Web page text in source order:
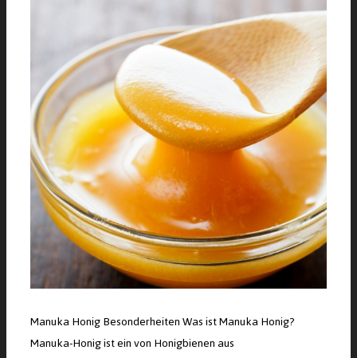
Manuka Honig Besonderheiten Was ist Manuka Honig?
Manuka-Honig ist ein von Honigbienen aus